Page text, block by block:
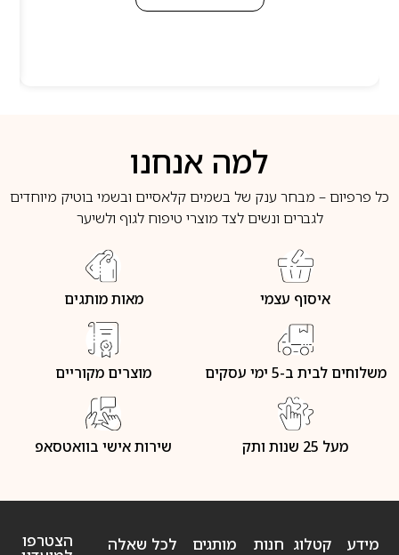
למה אנחנו
כל פרפיום – מבחר ענק של בשמים קלאסיים ובשמי בוטיק מיוחדים
לגברים ונשים לצד מוצרי טיפוח לגוף ולשיער
איסוף עצמי מאות מותגים
משלוחים לבית ב-5 ימי עסקים מוצרים מקוריים
מעל 25 שנות ותק שירות אישי בוואטסאפ
מידע
חנות
קטלוג
מותגים
לכל שאלה הצטרפו